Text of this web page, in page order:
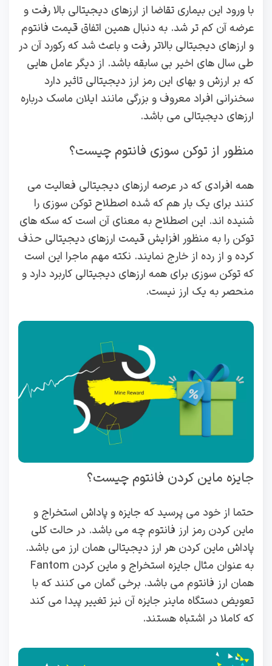
با ورود این بیماری تقاضا از ارزهای دیجیتالی بالا رفت و
عرضه آن کم تر شد. به دنبال همین اتفاق قیمت فانتوم
و ارزهای دیجیتالی بالاتر رفت و باعث شد که رکورد آن در
طی سال های اخیر بی سابقه باشد. از دیگر عامل هایی
که بر ارزش و بهای این رمز ارز دیجیتالی تاثیر دارد
سخنرانی افراد معروف و بزرگی مانند ایلان ماسک درباره
ارزهای دیجیتالی می باشد.
منظور از توکن سوزی فانتوم چیست؟
همه افرادی که در عرصه ارزهای دیجیتالی فعالیت می
کنند برای یک بار هم که شده اصطلاح توکن سوزی را
شنیده اند. این اصطلاح به معنای آن است که سکه های
توکن را به منظور افزایش قیمت ارزهای دیجیتالی حذف
کرده و از رده از خارج نمایند. نکته مهم ماجرا این است
که توکن سوزی برای همه ارزهای دیجیتالی کاربرد دارد و
منحصر به یک ارز نیست.
جایزه ماین کردن فانتوم چیست؟
حتما از خود می پرسید که جایزه و پاداش استخراج و
ماین کردن رمز ارز فانتوم چه می باشد. در حالت کلی
پاداش ماین کردن هر ارز دیجیتالی همان ارز می باشد.
به عنوان مثال جایزه استخراج و ماین کردن Fantom
همان ارز فانتوم می باشد. برخی گمان می کنند که با
تعویض دستگاه ماینر جایزه آن نیز تغییر پیدا می کند
که کاملا در اشتباه هستند.